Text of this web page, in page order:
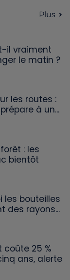
Plus
il vraiment
le matin ?
les routes :
à un...
: les
bientôt
les bouteilles
des rayons...
coûte 25 %
ans, alerte